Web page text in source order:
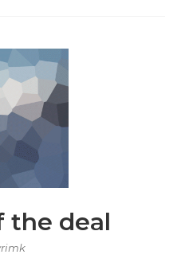
the deal